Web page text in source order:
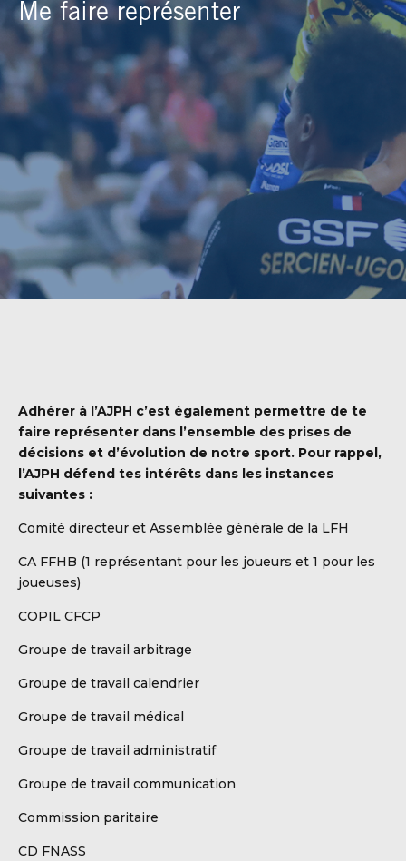
Me faire représenter
Adhérer à l’AJPH c’est également permettre de te
faire représenter dans l’ensemble des prises de
décisions et d’évolution de notre sport. Pour rappel,
l’AJPH défend tes intérêts dans les instances
suivantes :
Comité directeur et Assemblée générale de la LFH
CA FFHB (1 représentant pour les joueurs et 1 pour les
joueuses)
COPIL CFCP
Groupe de travail arbitrage
Groupe de travail calendrier
Groupe de travail médical
Groupe de travail administratif
Groupe de travail communication
Commission paritaire
CD FNASS